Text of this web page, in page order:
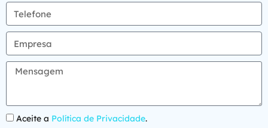
Aceite a Política de Privacidade.